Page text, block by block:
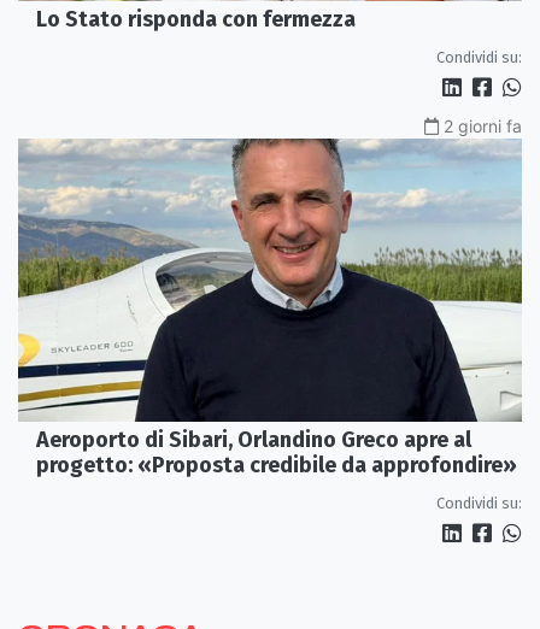
Lo Stato risponda con fermezza
Condividi su:
2 giorni fa
Aeroporto di Sibari, Orlandino Greco apre al
progetto: «Proposta credibile da approfondire»
Condividi su: